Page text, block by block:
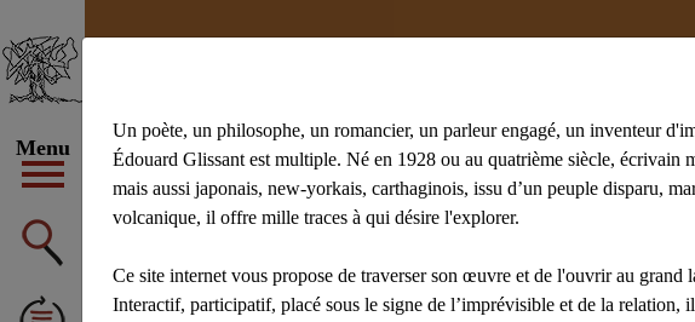
Menu
#achiery #acoma
Afficher tous les mots clés
Un poète, un philosophe, un romancier, un parleur engagé, un inventeur
Édouard Glissant est multiple. Né en 1928 ou au quatrième siècle, écrivain
mais aussi japonais, new-yorkais, carthaginois, issu d’un peuple disparu,
volcanique, il offre mille traces à qui désire l'explorer.
Ce site internet vous propose de traverser son œuvre et de l'ouvrir au grand
Interactif, participatif, placé sous le signe de l’imprévisible et de la relation,